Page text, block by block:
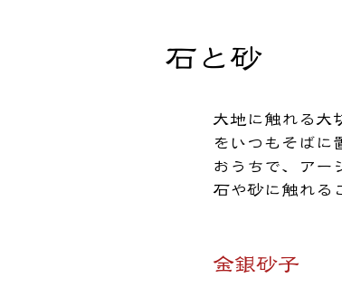
​石と砂
大地に触れる大
をいつもそばに
おうちで、アー
石や砂に触れる
​金銀砂子